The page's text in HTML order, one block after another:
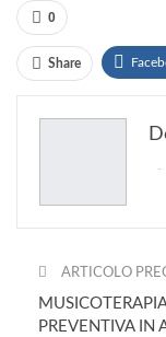
0
Share
ARTICOLO
MUSICOTERAPIA
PREVENTIVA IN